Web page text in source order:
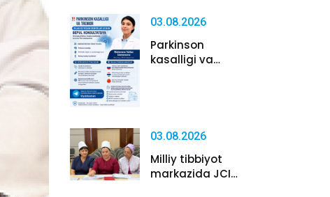
03.08.2026
Parkinson
kasalligi va
03.08.2026
Milliy tibbiyot
markazida JCI